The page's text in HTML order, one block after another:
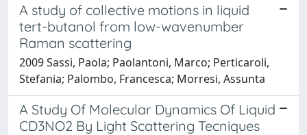
A study of collective motions in liquid
tert-butanol from low-wavenumber
Raman scattering
2009 Sassi, Paola; Paolantoni, Marco; Perticaroli,
Stefania; Palombo, Francesca; Morresi, Assunta
A Study Of Molecular Dynamics Of Liquid
CD3NO2 By Light Scattering Tecniques